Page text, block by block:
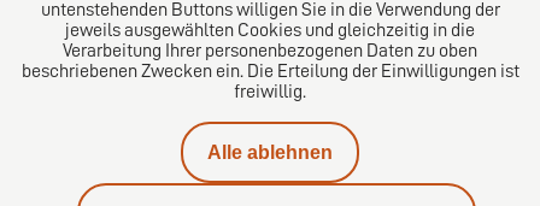
Datenschutz
untenstehenden Buttons willigen Sie in die Verwendung der
jeweils ausgewählten Cookies und gleichzeitig in die
Verarbeitung Ihrer personenbezogenen Daten zu oben
beschriebenen Zwecken ein. Die Erteilung der Einwilligungen ist
freiwillig.
Alle ablehnen